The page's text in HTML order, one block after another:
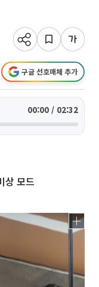
구글 선호매체 추가
00:00 / 02:32
상 모드